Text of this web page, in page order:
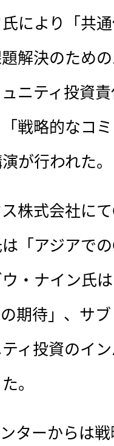
により「共
題解決のため
ニティ投資
戦略的なコ
が行われた。
株式会社に
「アジアで
・ナイン氏
期待」、サ
ィ投資のイ
。
ターからは